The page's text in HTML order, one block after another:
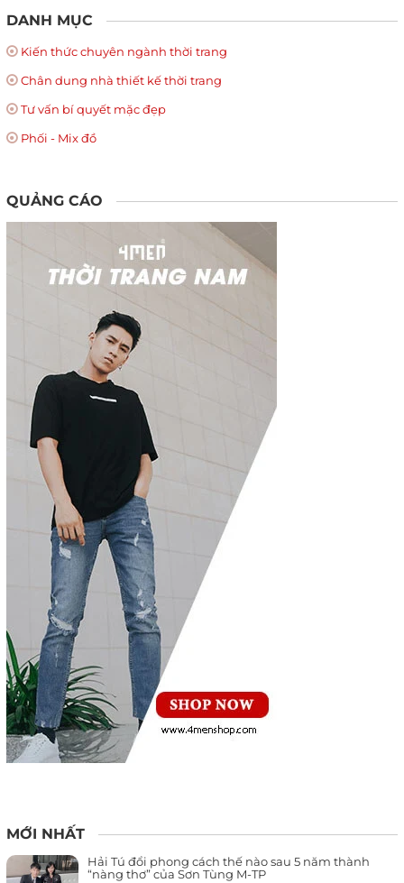
DANH MỤC
Kiến thức chuyên ngành thời trang
Chân dung nhà thiết kế thời trang
Tư vấn bí quyết mặc đẹp
Phối - Mix đồ
QUẢNG CÁO
MỚI NHẤT
Hải Tú đổi phong cách thế nào sau 5 năm thành
“nàng thơ” của Sơn Tùng M-TP